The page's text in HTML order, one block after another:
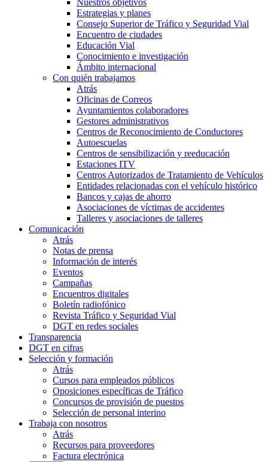
Nuestros objetivos
Estrategias y planes
Consejo Superior de Tráfico y Seguridad Vial
Encuentro de ciudades
Educación Vial
Conocimiento e investigación
Ámbito internacional
Con quién trabajamos
Atrás
Oficinas de Correos
Ayuntamientos colaboradores
Gestores administrativos
Centros de Reconocimiento de Conductores
Autoescuelas
Centros de sensibilización y reeducación
Estaciones ITV
Centros Autorizados de Tratamiento de Vehículos
Entidades relacionadas con el vehículo histórico
Bancos y cajas de ahorro
Asociaciones de víctimas de accidentes
Talleres y asociaciones de talleres
Comunicación
Atrás
Notas de prensa
Información de interés
Eventos
Campañas
Encuentros digitales
Boletín radiofónico
Revista Tráfico y Seguridad Vial
DGT en redes sociales
Transparencia
DGT en cifras
Selección y formación
Atrás
Cursos para empleados públicos
Oposiciones específicas de Tráfico
Concursos de provisión de puestos
Selección de personal interino
Trabaja con nosotros
Atrás
Recursos para proveedores
Factura electrónica